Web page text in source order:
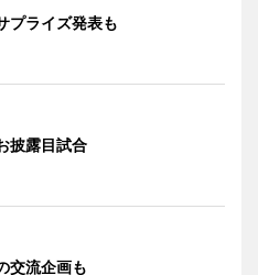
プライズ発表も
披露目試合
交流企画も